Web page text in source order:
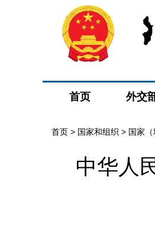
首页 外交
首页 > 国家和组织 > 国家（
中华人